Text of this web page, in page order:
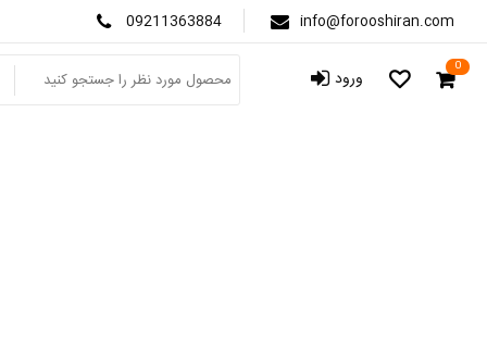
09211363884 info@forooshiran.com
ورود 0